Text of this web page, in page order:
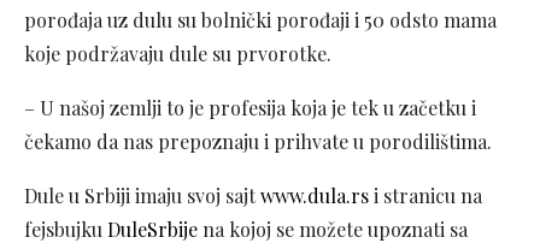
porođaja uz dulu su bolnički porođaji i 50 odsto mama
koje podržavaju dule su prvorotke.
– U našoj zemlji to je profesija koja je tek u začetku i
čekamo da nas prepoznaju i prihvate u porodilištima.
Dule u Srbiji imaju svoj sajtwww.dula.rsi stranicu na
fejsbujku DuleSrbijena kojoj se možete upoznati sa